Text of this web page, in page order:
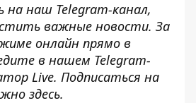
на наш Telegram-канал,
важные новости. За
онлайн прямо в
в нашем Telegram-
Live. Подписаться на
здесь.